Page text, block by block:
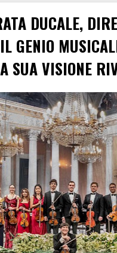
DUCALE,
GENIO
SUA VISIONE